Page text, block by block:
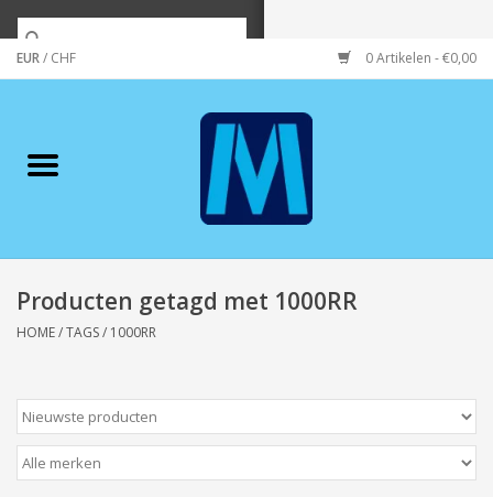
EUR/ CHF 0 Artikelen - €0,00
Merken
Wonen/koken/huishouden
Wenskaarten
Zeeuws/Streek
Producten getagd met 1000RR
HOME/TAGS/ 1000RR